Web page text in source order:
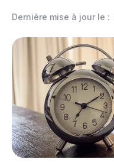
Dernière mise à jour le :